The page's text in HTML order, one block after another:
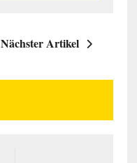
Nächster Artikel